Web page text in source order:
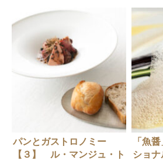
パンとガストロノミー
【３】 ル・マンジュ・ト
「魚
ショ